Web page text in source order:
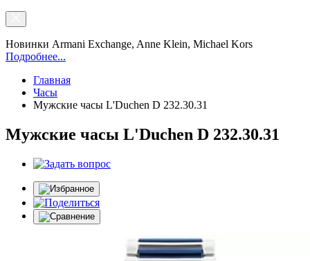
Новинки Armani Exchange, Anne Klein, Michael Kors
Подробнее...
Главная
Часы
Мужские часы L'Duchen D 232.30.31
Мужские часы L'Duchen D 232.30.31